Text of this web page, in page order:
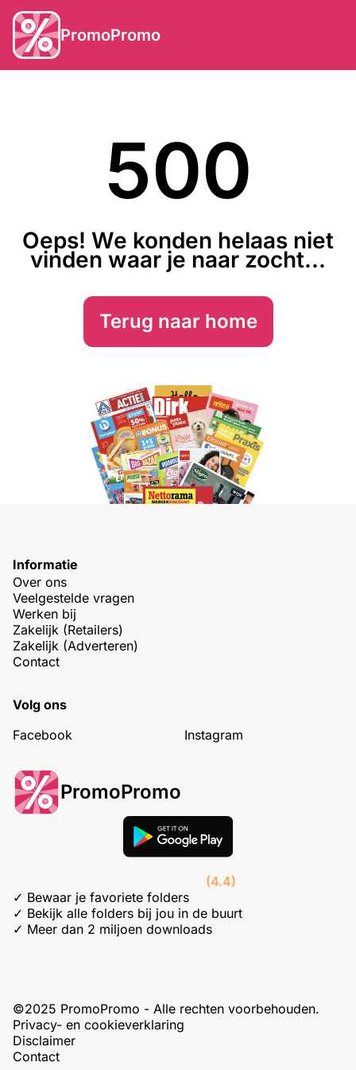
PromoPromo
500
Oeps! We konden helaas niet
vinden waar je naar zocht...
Terug naar home
Informatie
Over ons
Veelgestelde vragen
Werken bij
Zakelijk (Retailers)
Zakelijk (Adverteren)
Contact
Volg ons
Facebook
Instagram
PromoPromo
(4.4)
✓ Bewaar je favoriete folders
✓ Bekijk alle folders bij jou in de buurt
✓ Meer dan 2 miljoen downloads
©2025 PromoPromo - Alle rechten voorbehouden.
Privacy- en cookieverklaring
Disclaimer
Contact